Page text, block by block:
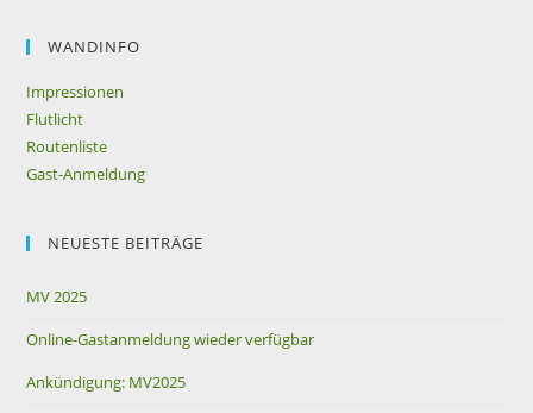
WANDINFO
Impressionen
Flutlicht
Routenliste
Gast-Anmeldung
NEUESTE BEITRÄGE
MV 2025
Online-Gastanmeldung wieder verfügbar
Ankündigung: MV2025